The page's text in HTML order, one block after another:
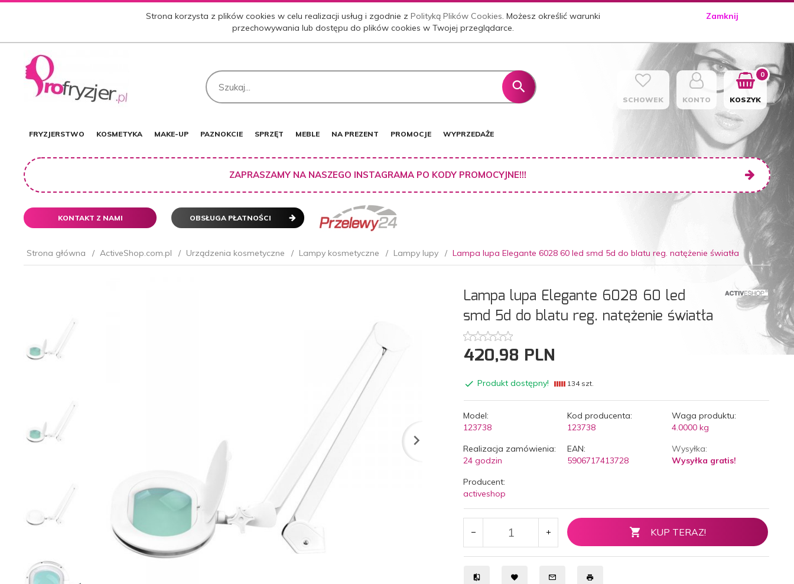
Strona korzysta z plików cookies w celu realizacji usług i zgodnie zPolityką Plików Cookies. Możesz określić warunki
przechowywania lub dostępu do plików cookies w Twojej przeglądarce.
Zamknij
SCHOWEK KONTO KOSZYK
0
FRYZJERSTWO KOSMETYKA MAKE-UP PAZNOKCIE SPRZĘT MEBLE NA PREZENT PROMOCJE WYPRZEDAŻE
ZAPRASZAMY NA NASZEGO INSTAGRAMA PO KODY PROMOCYJNE!!!
KONTAKT Z NAMI OBSŁUGA PŁATNOŚCI
Strona główna ActiveShop.com.pl Urządzenia kosmetyczne Lampy kosmetyczne Lampy lupy Lampa lupa Elegante 6028 60 led smd 5d do blatu reg. natężenie światła
Lampa lupa Elegante 6028 60 led
smd 5d do blatu reg. natężenie światła
420,98 PLN
Produkt dostępny! 134 szt.
Model:
123738
Kod producenta:
123738
Waga produktu:
4.0000 kg
Realizacja zamówienia:
24 godzin
EAN:
5906717413728
Wysyłka:
Wysyłka gratis!
Producent:
activeshop
KUP TERAZ!